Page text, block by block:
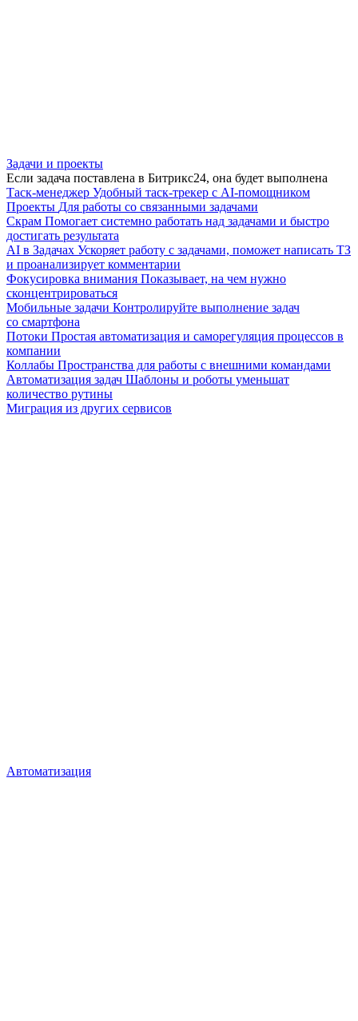
Задачи и проекты
Если задача поставлена в Битрикс24, она будет выполнена
Таск-менеджер Удобный таск-трекер с AI-помощником
Проекты Для работы со связанными задачами
Скрам Помогает системно работать над задачами и быстро
достигать результата
AI в Задачах Ускоряет работу с задачами, поможет написать ТЗ
и проанализирует комментарии
Фокусировка внимания Показывает, на чем нужно
сконцентрироваться
Мобильные задачи Контролируйте выполнение задач
со смартфона
Потоки Простая автоматизация и саморегуляция процессов в
компании
Коллабы Пространства для работы с внешними командами
Автоматизация задач Шаблоны и роботы уменьшат
количество рутины
Миграция из других сервисов
Автоматизация